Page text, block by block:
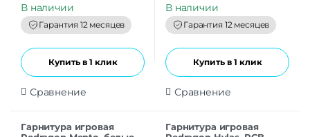
t
o
f
5
В наличии
Гарантия 12 месяцев
Купить в 1 клик
Сравнение
t
o
f
5
В наличии
Гарантия 12 месяцев
Купить в 1 клик
Сравнение
Гарнитура игровая
Гарнитура игровая